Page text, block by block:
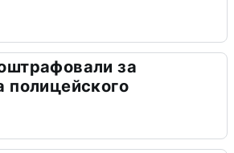
за
полицейского